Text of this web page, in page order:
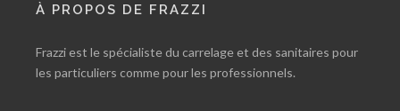
À PROPOS DE FRAZZI
Frazzi est le spécialiste du carrelage et des sanitaires pour
les particuliers comme pour les professionnels.